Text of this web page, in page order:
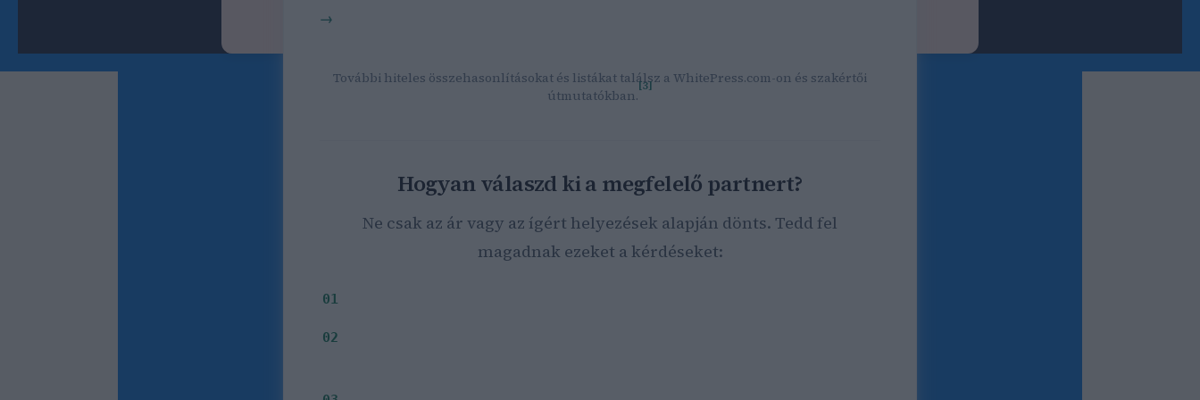
SEO keresőoptimalizálás kisokos – Marketing ügynökség Budapest
További hiteles összehasonlításokat és listákat találsz a WhitePress.com-on és szakértői
útmutatókban.
[3]
Hogyan válaszd ki a megfelelő partnert?
Ne csak az ár vagy az ígért helyezések alapján dönts. Tedd fel
magadnak ezeket a kérdéseket:
01
02